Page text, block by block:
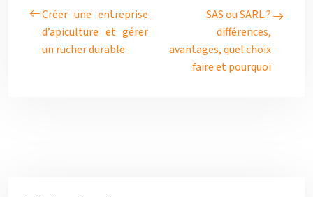
Créer une entreprise
d’apiculture et gérer
un rucher durable
SAS ou SARL ?
différences,
avantages, quel choix
faire et pourquoi